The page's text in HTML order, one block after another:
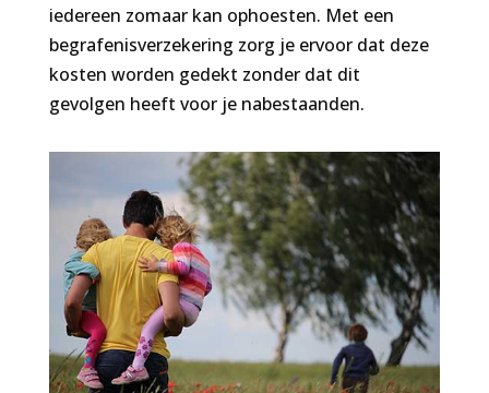
iedereen zomaar kan ophoesten. Met een
begrafenisverzekering zorg je ervoor dat deze
kosten worden gedekt zonder dat dit
gevolgen heeft voor je nabestaanden.